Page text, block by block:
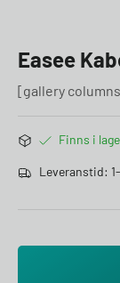
Easee
[gallery
Finns i
Leveranstid: